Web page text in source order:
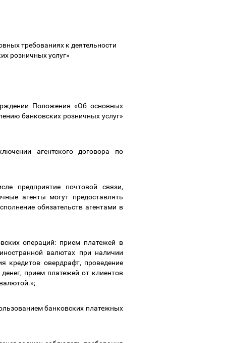
требованиях к деятельности
розничных услуг»
Положения «Об основных
банковских розничных услуг»
агентского договора по
предприятие почтовой связи,
агенты могут предоставлять
обязательств агентами в
операций: прием платежей в
валютах при наличии
овердрафт, проведение
прием платежей от клиентов
банковских платежных